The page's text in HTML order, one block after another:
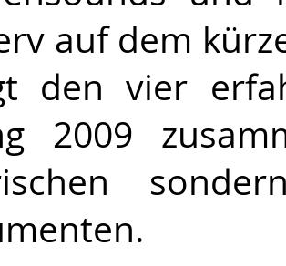
auf dem
den vier
2009